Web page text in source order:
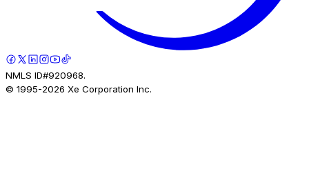
NMLS ID#920968.
© 1995-2026 Xe Corporation Inc.